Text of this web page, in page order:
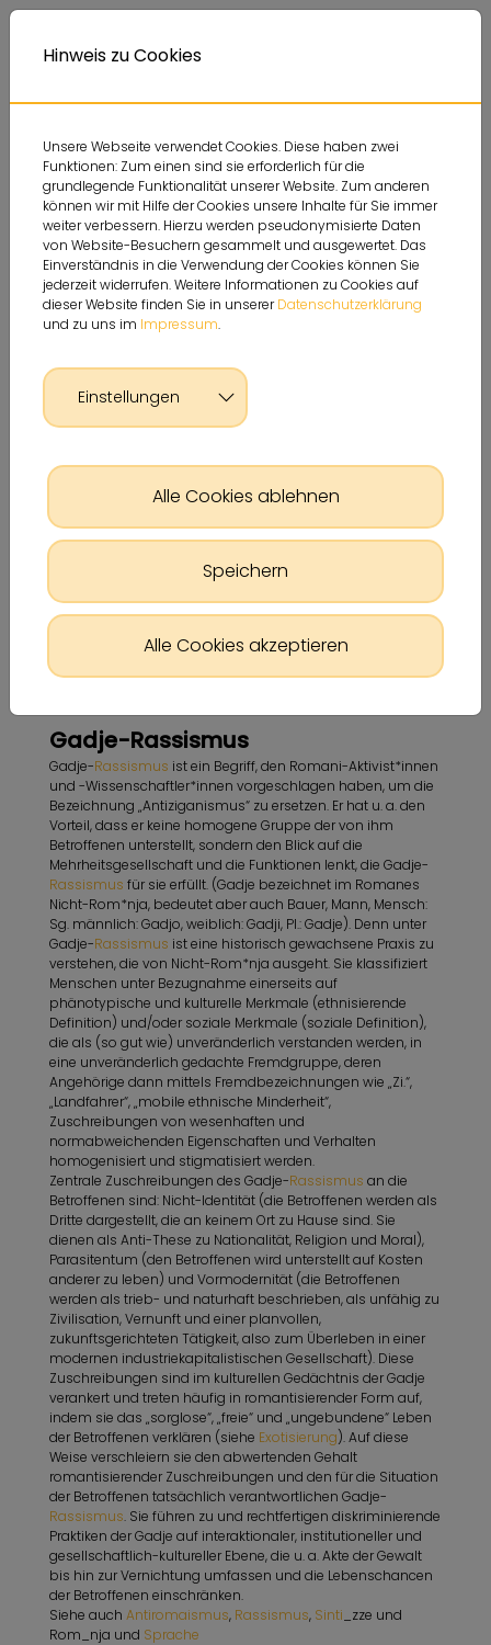
Deutsche Sportjugend Themen Service
Kontrastversion
Glossar Detailseite
Gadje-Rassismus
Gadje-Rassismus ist ein Begriff, den Romani-Aktivist*innen
und -Wissenschaftler*innen vorgeschlagen haben, um die
Bezeichnung „Antiziganismus“ zu ersetzen. Er hat u. a. den
Vorteil, dass er keine homogene Gruppe der von ihm
Betroffenen unterstellt, sondern den Blick auf die
Mehrheitsgesellschaft und die Funktionen lenkt, die Gadje-
Rassismus für sie erfüllt. (Gadje bezeichnet im Romanes
Nicht-Rom*nja, bedeutet aber auch Bauer, Mann, Mensch:
Sg. männlich: Gadjo, weiblich: Gadji, Pl.: Gadje). Denn unter
Gadje-Rassismus ist eine historisch gewachsene Praxis zu
verstehen, die von Nicht-Rom*nja ausgeht. Sie klassifiziert
Menschen unter Bezugnahme einerseits auf
phänotypische und kulturelle Merkmale (ethnisierende
Definition) und/oder soziale Merkmale (soziale Definition),
die als (so gut wie) unveränderlich verstanden werden, in
eine unveränderlich gedachte Fremdgruppe, deren
Angehörige dann mittels Fremdbezeichnungen wie „Zi.“,
„Landfahrer“, „mobile ethnische Minderheit“,
Zuschreibungen von wesenhaften und
normabweichenden Eigenschaften und Verhalten
homogenisiert und stigmatisiert werden.
Zentrale Zuschreibungen des Gadje-Rassismus an die
Betroffenen sind: Nicht-Identität (die Betroffenen werden als
Dritte dargestellt, die an keinem Ort zu Hause sind. Sie
dienen als Anti-These zu Nationalität, Religion und Moral),
Parasitentum (den Betroffenen wird unterstellt auf Kosten
anderer zu leben) und Vormodernität (die Betroffenen
werden als trieb- und naturhaft beschrieben, als unfähig zu
Zivilisation, Vernunft und einer planvollen,
zukunftsgerichteten Tätigkeit, also zum Überleben in einer
modernen industriekapitalistischen Gesellschaft). Diese
Zuschreibungen sind im kulturellen Gedächtnis der Gadje
verankert und treten häufig in romantisierender Form auf,
indem sie das „sorglose“, „freie“ und „ungebundene“ Leben
der Betroffenen verklären (siehe Exotisierung). Auf diese
Weise verschleiern sie den abwertenden Gehalt
romantisierender Zuschreibungen und den für die Situation
der Betroffenen tatsächlich verantwortlichen Gadje-
Rassismus. Sie führen zu und rechtfertigen diskriminierende
Praktiken der Gadje auf interaktionaler, institutioneller und
gesellschaftlich-kultureller Ebene, die u. a. Akte der Gewalt
bis hin zur Vernichtung umfassen und die Lebenschancen
der Betroffenen einschränken.
Siehe auch Antiromaismus, Rassismus, Sinti _zze und
Rom_nja und Sprache
Hinweis zu Cookies
Unsere Webseite verwendet Cookies. Diese haben zwei
Funktionen: Zum einen sind sie erforderlich für die
grundlegende Funktionalität unserer Website. Zum anderen
können wir mit Hilfe der Cookies unsere Inhalte für Sie immer
weiter verbessern. Hierzu werden pseudonymisierte Daten
von Website-Besuchern gesammelt und ausgewertet. Das
Einverständnis in die Verwendung der Cookies können Sie
jederzeit widerrufen. Weitere Informationen zu Cookies auf
dieser Website finden Sie in unsererDatenschutzerklärung
und zu uns im Impressum.
Einstellungen
Alle Cookies ablehnen
Speichern
Alle Cookies akzeptieren